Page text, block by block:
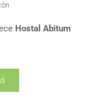
Hostal Abitum